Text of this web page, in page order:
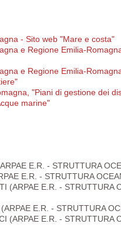
- Sito web "Mare e costa"
e Regione Emilia-
e Regione Emilia-
"Piani di gestione dei
marine"
E.R. - STRUTTURA
E.R. - STRUTTURA
(ARPAE E.R. - STRUTTURA
E.R. - STRUTTURA
(ARPAE E.R. - STRUTTURA